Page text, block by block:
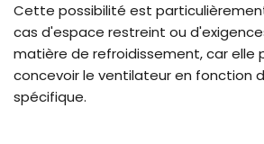
Cette possibilité est
cas d'espace restreint ou
matière de refroidissement, car elle
concevoir le ventilateur en fonction
spécifique.